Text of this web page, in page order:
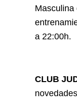
Masculina
a 22:00h.
CLUB